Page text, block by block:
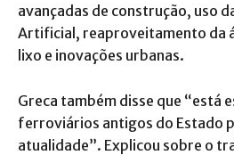
avançadas de construção, uso
Artificial, reaproveitamento da
lixo e inovações urbanas.
Greca também disse que “está
ferroviários antigos do Estado
atualidade”. Explicou sobre o